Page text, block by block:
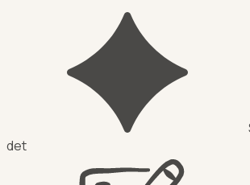
det